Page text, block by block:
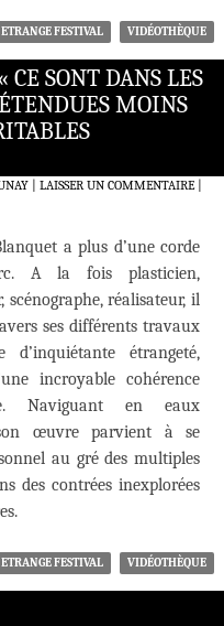
ETRANGE FESTIVAL VIDÉOTHÈQUE
SONT DANS LES
MOINS
LAISSER UN COMMENTAIRE|
a plus d’une corde
A la fois plasticien,
scénographe, réalisateur, il
ses différents travaux
d’inquiétante étrangeté,
incroyable cohérence
Naviguant en eaux
œuvre parvient à se
au gré des multiples
des contrées inexplorées
ETRANGE FESTIVAL VIDÉOTHÈQUE